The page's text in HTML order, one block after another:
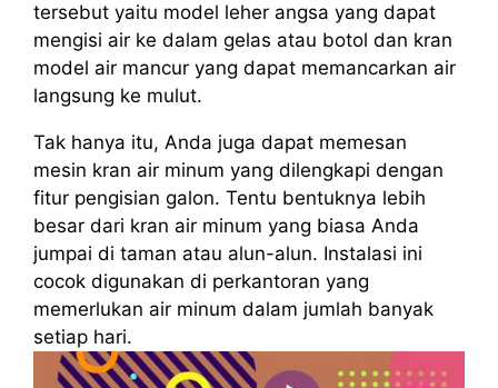
tersebut yaitu model leher angsa yang dapat
mengisi air ke dalam gelas atau botol dan kran
model air mancur yang dapat memancarkan air
langsung ke mulut.
Tak hanya itu, Anda juga dapat memesan
mesin kran air minum yang dilengkapi dengan
fitur pengisian galon. Tentu bentuknya lebih
besar dari kran air minum yang biasa Anda
jumpai di taman atau alun-alun. Instalasi ini
cocok digunakan di perkantoran yang
memerlukan air minum dalam jumlah banyak
setiap hari.